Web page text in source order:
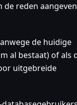
reden aangeven
de huidige
al bestaat) of als
uitgebreide